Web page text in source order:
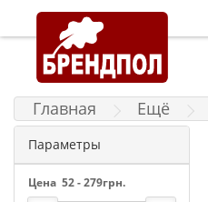
Главная Ещё
Параметры
Цена 52-279грн.